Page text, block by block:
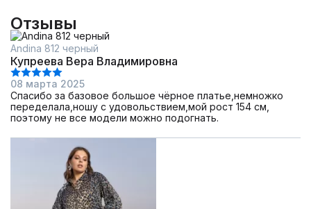
Отзывы
Andina 812 черный
Купреева Вера Владимировна
08 марта 2025
Спасибо за базовое большое чёрное платье,немножко
переделала,ношу с удовольствием,мой рост 154 см,
поэтому не все модели можно подогнать.